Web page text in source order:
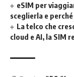
eSIM per
sceglierla e
La telco che
cloud e AI, la SIM